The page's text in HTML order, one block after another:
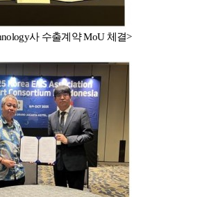
사 수출계약MoU 체결>